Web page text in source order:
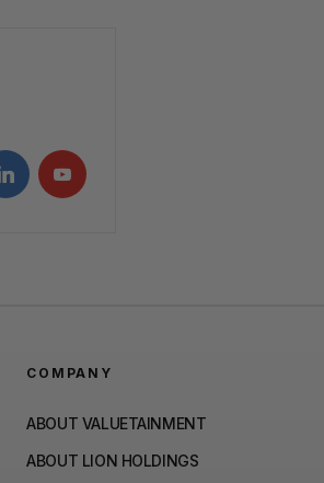
COMPANY
ABOUT VALUETAINMENT
ABOUT LION HOLDINGS